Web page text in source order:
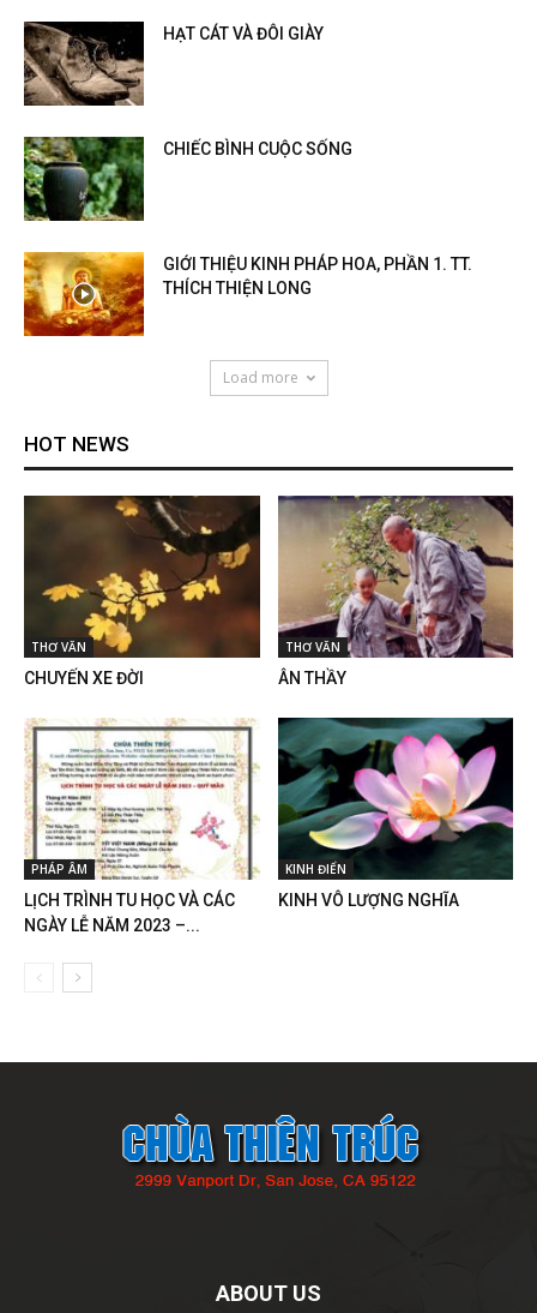
HẠT CÁT VÀ ĐÔI GIÀY
CHIẾC BÌNH CUỘC SỐNG
GIỚI THIỆU KINH PHÁP HOA, PHẦN 1. TT.
THÍCH THIỆN LONG
Load more
HOT NEWS
THƠ VĂN
CHUYẾN XE ĐỜI
THƠ VĂN
ÂN THẦY
PHÁP ÂM
LỊCH TRÌNH TU HỌC VÀ CÁC
NGÀY LỄ NĂM 2023 –...
KINH ĐIỂN
KINH VÔ LƯỢNG NGHĨA
ABOUT US